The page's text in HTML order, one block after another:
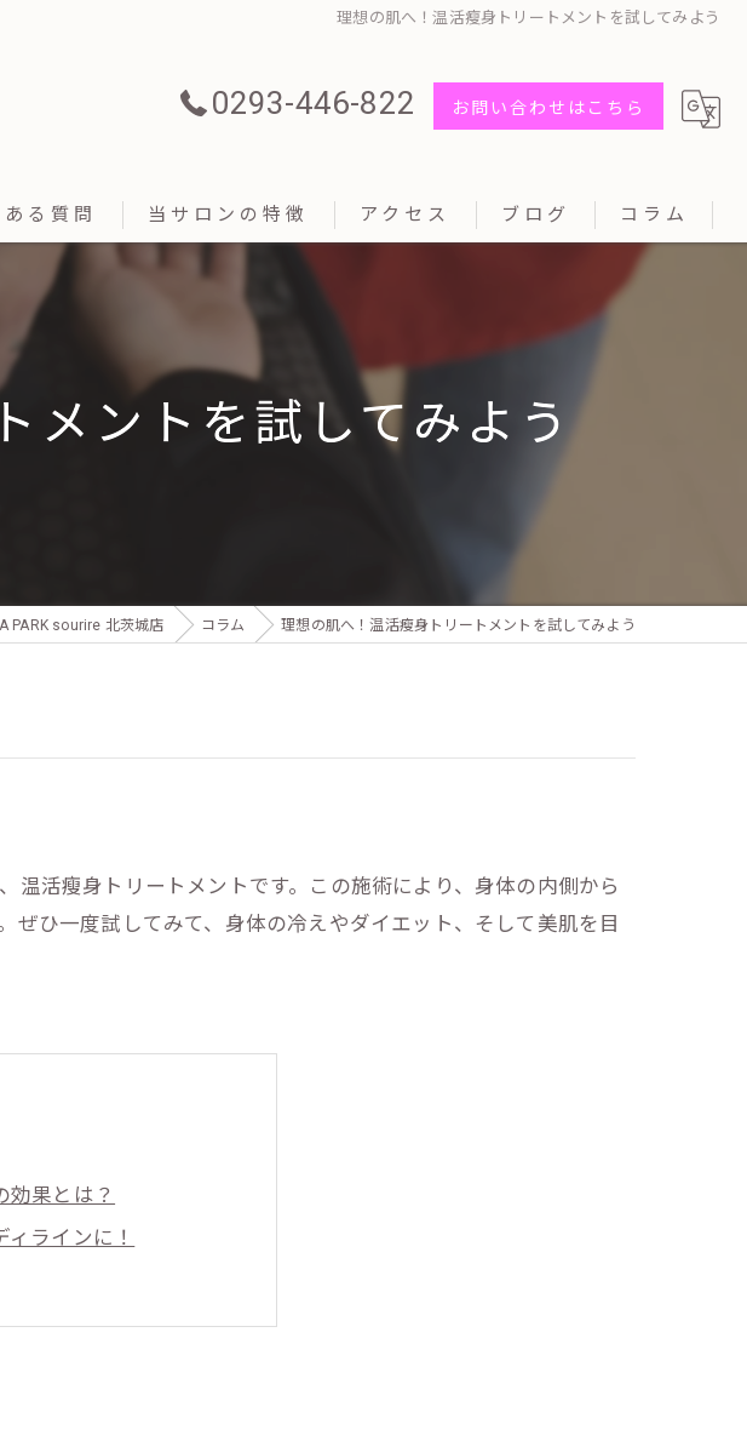
理想の肌へ！温活瘦身トリートメントを試してみよう
0293-446-822 お問い合わせはこちら
る質問 当サロンの特徴
温活
アクセス ブログ コラム
メントを試してみよう
PARK sourire 北茨城店 コラム 理想の肌へ！温活瘦身トリートメントを試してみよう
活瘦身トリートメントです。この施術により、身体の内側から
ひ一度試してみて、身体の冷えやダイエット、そして美肌を目
効果とは？
ラインに！
もできる！
瘦身トリートメント方法